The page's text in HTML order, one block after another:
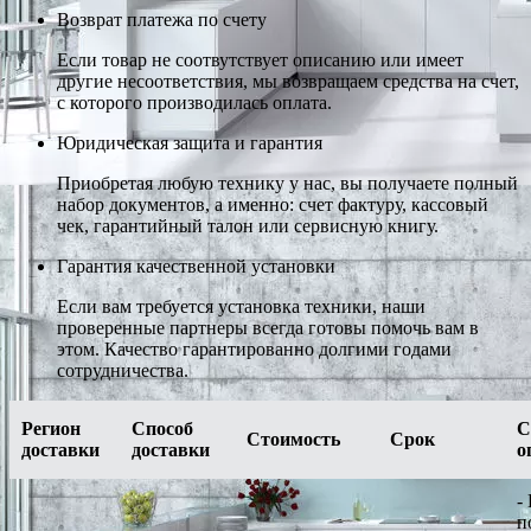
Возврат платежа по счету
Если товар не соотвутствует описанию или имеет
другие несоответствия, мы возвращаем средства на счет,
с которого производилась оплата.
Юридическая защита и гарантия
Приобретая любую технику у нас, вы получаете полный
набор документов, а именно: счет фактуру, кассовый
чек, гарантийный талон или сервисную книгу.
Гарантия качественной установки
Если вам требуется установка техники, наши
проверенные партнеры всегда готовы помочь вам в
этом. Качество гарантированно долгими годами
сотрудничества.
Регион
доставки
Способ
доставки
Стоимость Срок
-